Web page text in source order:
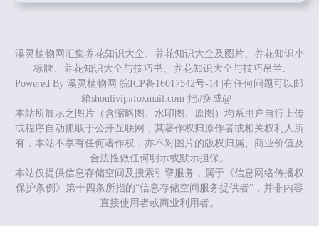
溪灵植物网汇集养花知识大全、养花知识大全及图片、养花知识小
标牌、养花知识大全与技巧书、养花知识大全与技巧吊兰.
Powered By溪灵植物网 皖ICP备16017542号-14 |有任何问题可以邮
箱shoulivip#foxmail.com 把#换成@
本站所展示之图片（含缩略图、水印图、原图）均系用户自行上传
或程序自动抓取于公开互联网，其著作权归原作者或相关权利人所
有，本站不享有任何著作权，亦不对图片的版权归属、商业价值及
合法性做任何明示或默示担保。
本站仅提供信息存储空间及搜索引擎服务，属于《信息网络传播权
保护条例》第十四条所指的“信息存储空间服务提供者”，并非内容
直接使用者或商业利用者。